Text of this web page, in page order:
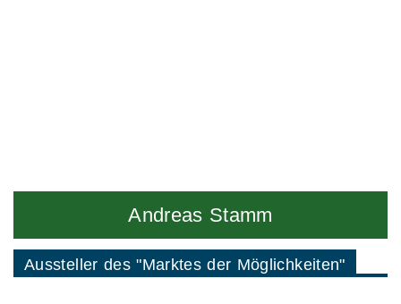
Andreas Stamm
Aussteller des "Marktes der Möglichkeiten"